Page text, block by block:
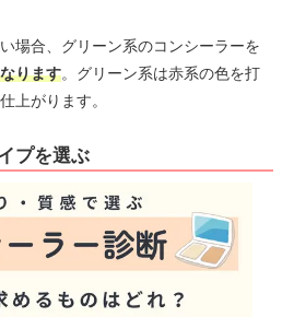
場合、グリーン系のコンシーラーを
ります。グリーン系は赤系の色を打
上がります。
プを選ぶ